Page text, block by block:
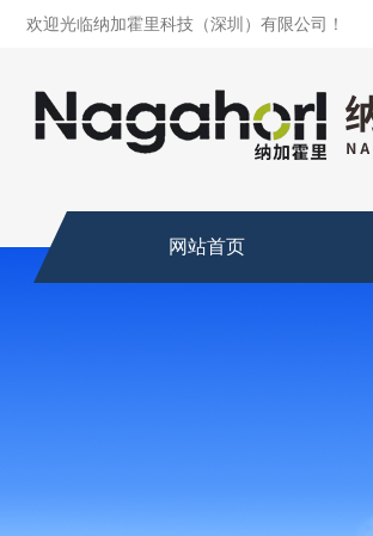
欢迎光临纳加霍里科技（深圳）有限公司！
网站首页